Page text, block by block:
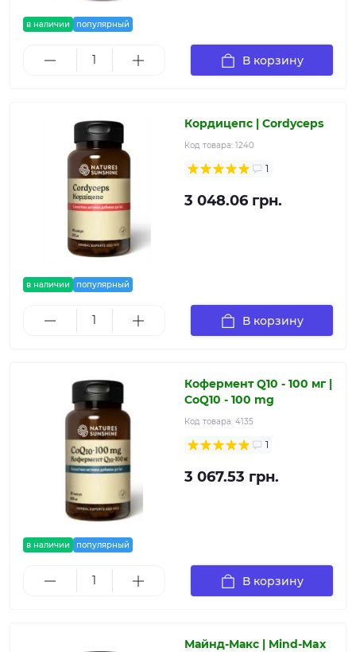
в наличии популярный
В корзину
в наличии популярный
Кордицепс | Cordyceps
Код товара: 1240
1
3 048.06 грн.
В корзину
в наличии популярный
Кофермент Q10 - 100 мг |
CoQ10 - 100 mg
Код товара: 4135
1
3 067.53 грн.
В корзину
Майнд-Макс | Mind-Max